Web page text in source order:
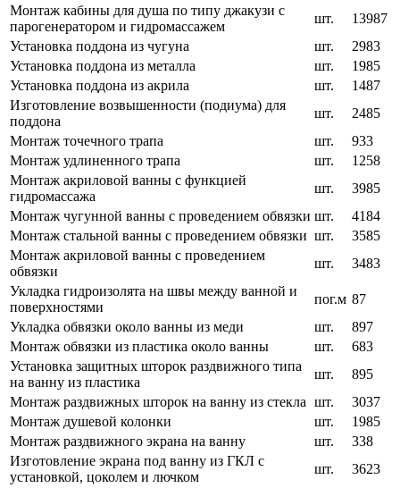
Монтаж кабины для душа по типу джакузи с
парогенератором и гидромассажем
шт.
13987
Установка поддона из чугуна
шт.
2983
Установка поддона из металла
шт.
1985
Установка поддона из акрила
шт.
1487
Изготовление возвышенности (подиума) для
поддона
шт.
2485
Монтаж точечного трапа
шт.
933
Монтаж удлиненного трапа
шт.
1258
Монтаж акриловой ванны с функцией
гидромассажа
шт.
3985
Монтаж чугунной ванны с проведением обвязки шт.
4184
Монтаж стальной ванны с проведением обвязки шт.
3585
Монтаж акриловой ванны с проведением
обвязки
шт.
3483
Укладка гидроизолята на швы между ванной и
поверхностями
пог.м 87
Укладка обвязки около ванны из меди
шт.
897
Монтаж обвязки из пластика около ванны
шт.
683
Установка защитных шторок раздвижного типа
на ванну из пластика
шт.
895
Монтаж раздвижных шторок на ванну из стекла шт.
3037
Монтаж душевой колонки
шт.
1985
Монтаж раздвижного экрана на ванну
шт.
338
Изготовление экрана под ванну из ГКЛ с
установкой, цоколем и лючком
шт.
3623